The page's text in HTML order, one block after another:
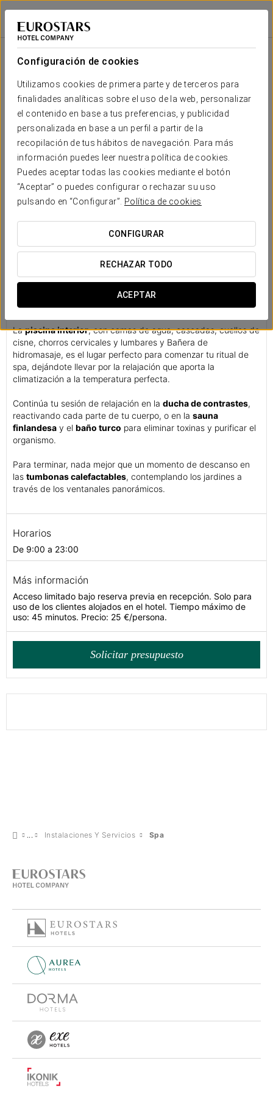
Configuración de cookies
Utilizamos cookies de primera parte y de terceros para
finalidades analíticas sobre el uso de la web, personalizar
el contenido en base a tus preferencias, y publicidad
personalizada en base a un perfil a partir de la
recopilación de tus hábitos de navegación. Para más
información puedes leer nuestra política de cookies.
Puedes aceptar todas las cookies mediante el botón
“Aceptar” o puedes configurar o rechazar su uso
pulsando en “Configurar”.
Política de cookies
CONFIGURAR
RECHAZAR TODO
ACEPTAR
Áurea Palacio de Sober
LUGO - SOBER
Spa
Nuestro spa
Áurea Palacio de Sober es un oasis para el
bienestar de cuerpo y mente, un templo del agua donde se
subliman todos sus beneficios a través de
terapéuticasy las másavanzadas tecnologías.
Lapiscina interior, con camas de agua, cascadas, cuellos de
cisne, chorros cervicales y lumbares y Bañera de
hidromasaje, es el lugar perfecto para comenzar tu ritual de
spa, dejándote llevar por la relajación que aporta la
climatización a la temperatura perfecta.
Continúa tu sesión de relajación en la ducha de contrastes,
reactivando cada parte de tu cuerpo, o en la sauna
finlandesa y el baño turco para eliminar toxinas y purificar el
organismo.
Para terminar, nada mejor que un momento de descanso en
las tumbonas calefactables, contemplando los jardines a
través de los ventanales panorámicos.
Horarios
De 9:00 a 23:00
Más información
Acceso limitado bajo reserva previa en recepción. Solo para
uso de los clientes alojados en el hotel. Tiempo máximo de
uso: 45 minutos. Precio: 25 €/persona.
Solicitar presupuesto
Instalaciones Y Servicios Spa